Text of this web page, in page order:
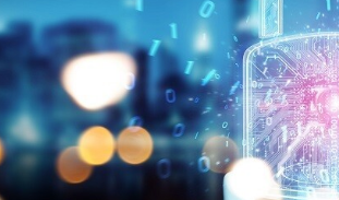
مشاريع شركة الأولى للتطوير
العقاري.. ريادة وتميز في غرب
القاهرة
خيارات السكن
العاصمة: جولة بين
المتاحة